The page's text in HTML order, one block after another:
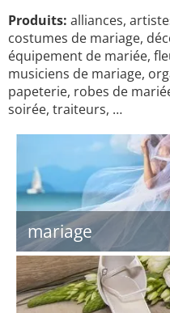
Produits: alliances,
costumes de mariage,
équipement de mariée,
musiciens de mariage,
papeterie, robes de
soirée, traiteurs, …
mariage